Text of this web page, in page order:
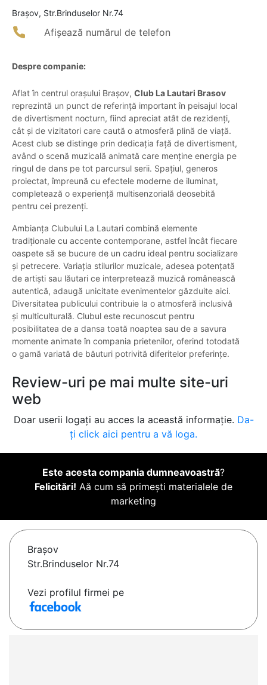
Braşov, Str.Brinduselor Nr.74
Afișează numărul de telefon
Despre companie:
Aflat în centrul orașului Brașov, Club La Lautari Brasov
reprezintă un punct de referință important în peisajul local
de divertisment nocturn, fiind apreciat atât de rezidenți,
cât și de vizitatori care caută o atmosferă plină de viață.
Acest club se distinge prin dedicația față de divertisment,
având o scenă muzicală animată care menține energia pe
ringul de dans pe tot parcursul serii. Spațiul, generos
proiectat, împreună cu efectele moderne de iluminat,
completează o experiență multisenzorială deosebită
pentru cei prezenți.
Ambianța Clubului La Lautari combină elemente
tradiționale cu accente contemporane, astfel încât fiecare
oaspete să se bucure de un cadru ideal pentru socializare
și petrecere. Variația stilurilor muzicale, adesea potențată
de artiști sau lăutari ce interpretează muzică românească
autentică, adaugă unicitate evenimentelor găzduite aici.
Diversitatea publicului contribuie la o atmosferă inclusivă
și multiculturală. Clubul este recunoscut pentru
posibilitatea de a dansa toată noaptea sau de a savura
momente animate în compania prietenilor, oferind totodată
o gamă variată de băuturi potrivită diferitelor preferințe.
Review-uri pe mai multe site-uri
web
Doar userii logați au acces la această informație. Da-
ți click aici pentru a vă loga.
Este acesta compania dumneavoastră?
Felicitări! Aă cum să primești materialele de
marketing
Braşov
Str.Brinduselor Nr.74
Vezi profilul firmei pe